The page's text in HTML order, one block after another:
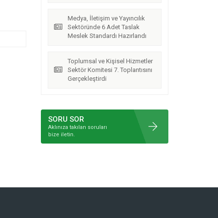
Medya, İletişim ve Yayıncılık
Sektöründe 6 Adet Taslak
Meslek Standardı Hazırlandı
Toplumsal ve Kişisel Hizmetler
Sektör Komitesi 7. Toplantısını
Gerçekleştirdi
SORU SOR
Aklınıza takılan soruları
bize iletin.